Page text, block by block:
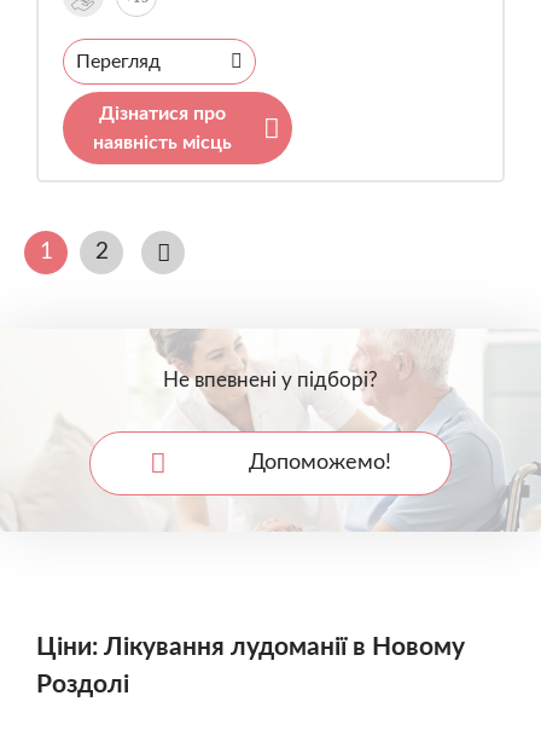
Перегляд
Дізнатися про
наявність місць
1 2
Не впевнені у підборі?
Допоможемо!
Ціни: Лікування лудоманії в Новому
Роздолі